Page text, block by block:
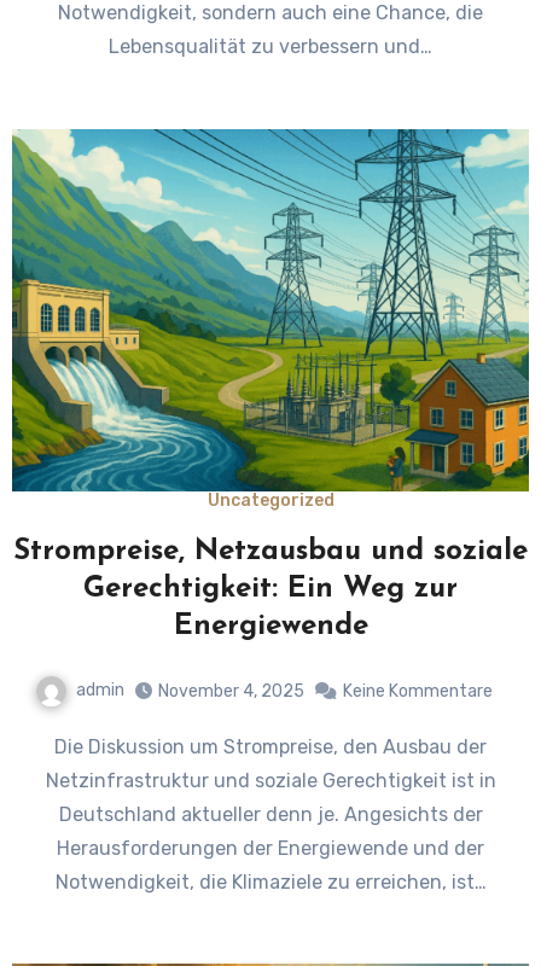
Notwendigkeit, sondern auch eine Chance, die
Lebensqualität zu verbessern und…
Uncategorized
Strompreise, Netzausbau und soziale
Gerechtigkeit: Ein Weg zur
Energiewende
admin November 4, 2025 Keine Kommentare
Die Diskussion um Strompreise, den Ausbau der
Netzinfrastruktur und soziale Gerechtigkeit ist in
Deutschland aktueller denn je. Angesichts der
Herausforderungen der Energiewende und der
Notwendigkeit, die Klimaziele zu erreichen, ist…